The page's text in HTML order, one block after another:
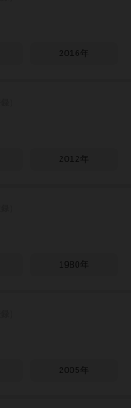
2016年
2012年
1980年
2005年